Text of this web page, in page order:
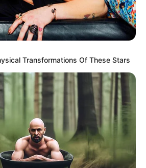
CARGAR MÁS
POR LLUVIAS
VIA AL LLANO
METRO DE MEDELLÍN
CORTES DE AGUA
NIÑO
Transformations Of These Stars